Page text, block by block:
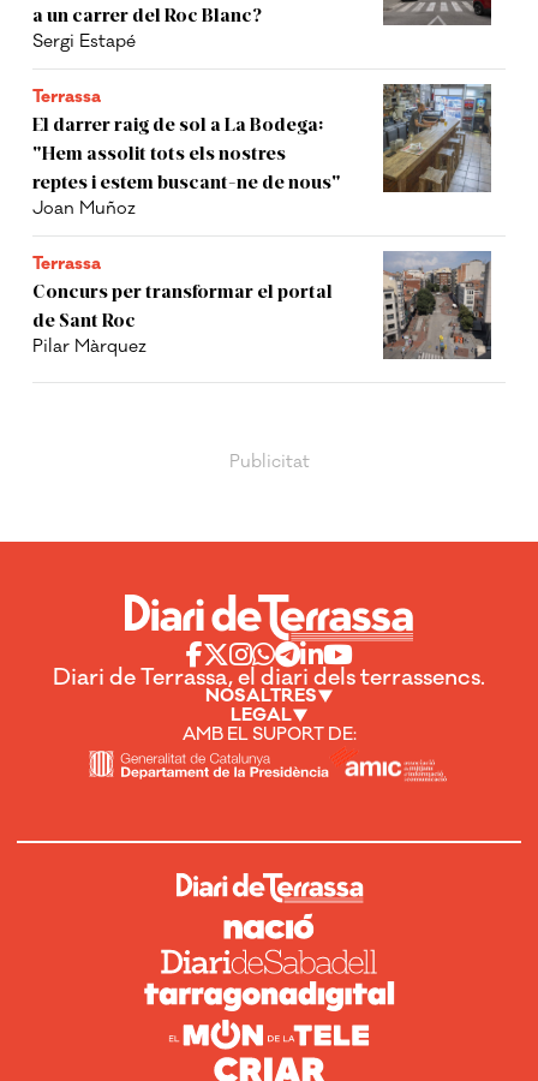
a un carrer del Roc Blanc?
Sergi Estapé
Terrassa
El darrer raig de sol a La Bodega:
"Hem assolit tots els nostres
reptes i estem buscant-ne de nous"
Joan Muñoz
Terrassa
Concurs per transformar el portal
de Sant Roc
Pilar Màrquez
Diari de Terrassa, el diari dels terrassencs.
NOSALTRES
LEGAL
AMB EL SUPORT DE: